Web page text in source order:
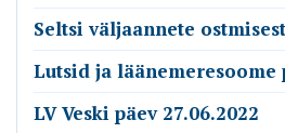
Seltsi väljaannete ostmisest
Lutsid ja läänemeresoome
LV Veski päev 27.06.2022